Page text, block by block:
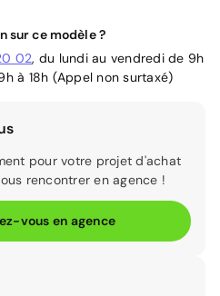
sur ce modèle ?
02, du lundi au vendredi de 9h
à 18h (Appel non surtaxé)
pour votre projet d'achat
rencontrer en agence !
vous en agence